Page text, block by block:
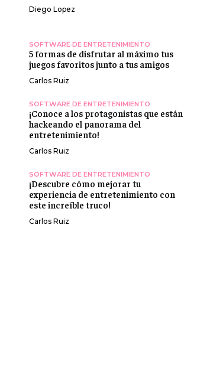
Diego Lopez
SOFTWARE DE ENTRETENIMIENTO
5 formas de disfrutar al máximo tus
juegos favoritos junto a tus amigos
Carlos Ruiz
SOFTWARE DE ENTRETENIMIENTO
¡Conoce a los protagonistas que están
hackeando el panorama del
entretenimiento!
Carlos Ruiz
SOFTWARE DE ENTRETENIMIENTO
¡Descubre cómo mejorar tu
experiencia de entretenimiento con
este increíble truco!
Carlos Ruiz